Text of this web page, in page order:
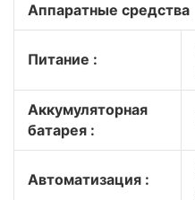
Аппаратные средства
Питание :
Аккумуляторная
батарея :
Автоматизация :